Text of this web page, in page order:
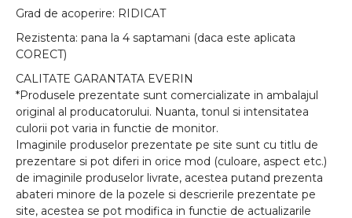
Grad de acoperire: RIDICAT
Rezistenta: pana la 4 saptamani (daca este aplicata
CORECT)
CALITATE GARANTATA EVERIN
*Produsele prezentate sunt comercializate in ambalajul
original al producatorului. Nuanta, tonul si intensitatea
culorii pot varia in functie de monitor.
Imaginile produselor prezentate pe site sunt cu titlu de
prezentare si pot diferi in orice mod (culoare, aspect etc.)
de imaginile produselor livrate, acestea putand prezenta
abateri minore de la pozele si descrierile prezentate pe
site, acestea se pot modifica in functie de actualizarile